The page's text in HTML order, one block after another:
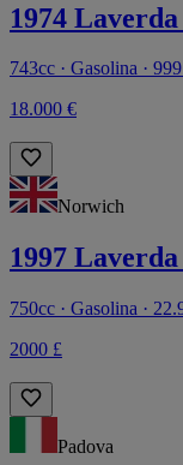
1974
743cc · Gasolina ·
18.000 €
Norwich
1997 Laverda
750cc · Gasolina ·
2000 £
Padova